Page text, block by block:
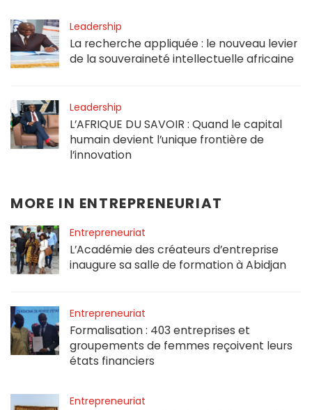
Leadership
La recherche appliquée : le nouveau levier
de la souveraineté intellectuelle africaine
Leadership
L’AFRIQUE DU SAVOIR : Quand le capital
humain devient l’unique frontière de
l’innovation
MORE IN ENTREPRENEURIAT
Entrepreneuriat
L’Académie des créateurs d’entreprise
inaugure sa salle de formation à Abidjan
Entrepreneuriat
Formalisation : 403 entreprises et
groupements de femmes reçoivent leurs
états financiers
Entrepreneuriat